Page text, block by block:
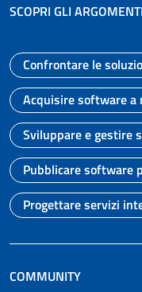
SCOPRI GLI ARGOMENTI
Vai
Confrontare le
Vai alla
Acquisire software a
Vai
Sviluppare e gestire
Vai
Pubblicare software
Vai
Progettare servizi
COMMUNITY